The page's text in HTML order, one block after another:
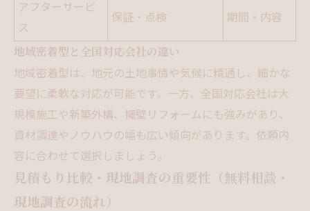
アフターサービ
ス
保証・点検 期間・内容
地域密着型と全国対応会社の違い
地域密着型は、地元の土地事情や気候に精通し、細かな
要望に柔軟な対応が可能です。一方、全国対応会社は大
規模施工や新築外構、擁壁リフォームにも強みがあり、
資材調達やノウハウの幅も広い傾向があります。依頼内
容に合わせて選択しましょう。
見積もり比較・現地調査の重要性（無料相談・
現地調査の流れ）